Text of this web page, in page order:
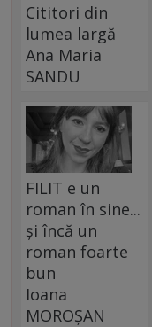
Cititori din
lumea largă
Ana Maria
SANDU
FILIT e un
roman în sine...
și încă un
roman foarte
bun
Ioana
MOROȘAN